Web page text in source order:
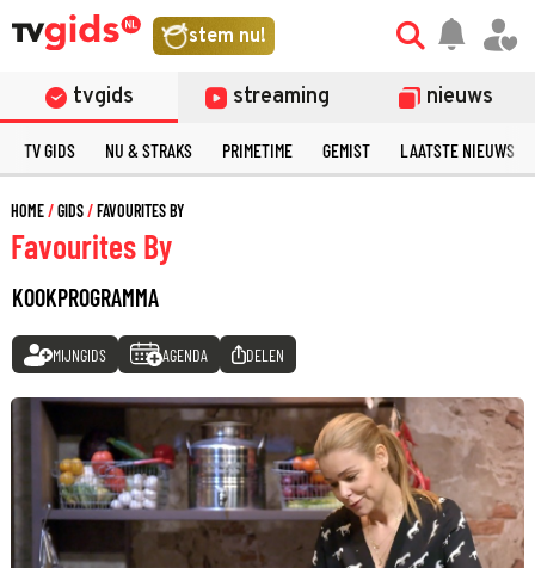
stem nu!
tvgids streaming nieuws
TV GIDS NU & STRAKS PRIMETIME GEMIST LAATSTE NIEUWS
HOME GIDS FAVOURITES BY
Favourites By
KOOKPROGRAMMA
MIJNGIDS AGENDA DELEN